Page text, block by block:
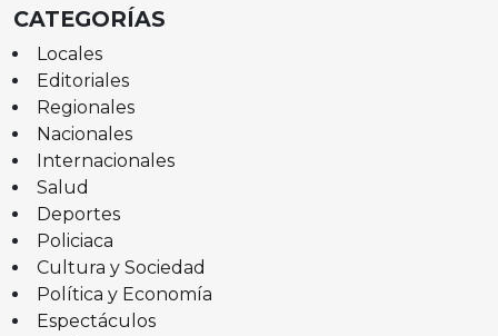
CATEGORÍAS
Locales
Editoriales
Regionales
Nacionales
Internacionales
Salud
Deportes
Policiaca
Cultura y Sociedad
Política y Economía
Espectáculos